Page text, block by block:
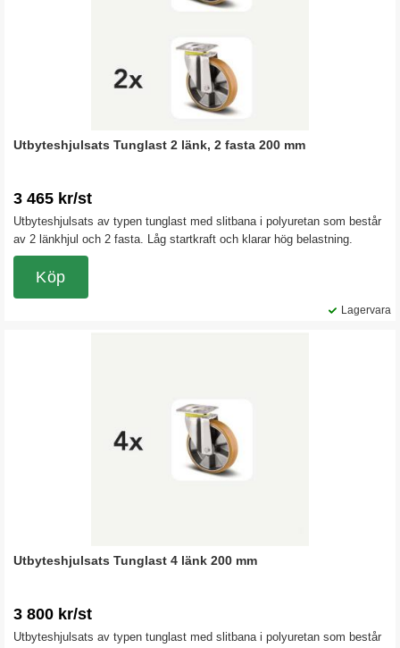
Utbyteshjulsats Tunglast 2 länk, 2 fasta 200 mm
3 465 kr/st
Utbyteshjulsats av typen tunglast med slitbana i polyuretan som består
av 2 länkhjul och 2 fasta. Låg startkraft och klarar hög belastning.
Lagervara
Köp
Utbyteshjulsats Tunglast 4 länk 200 mm
3 800 kr/st
Utbyteshjulsats av typen tunglast med slitbana i polyuretan som består